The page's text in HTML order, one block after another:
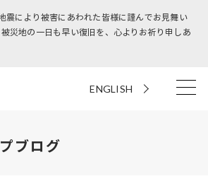
震により被害にあわれた皆様に謹んでお見舞い
災地の一日も早い復旧を、心よりお祈り申しあ
ENGLISH
ブログ